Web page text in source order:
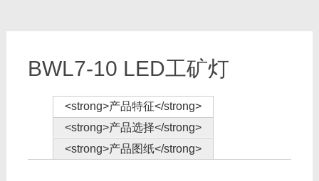
BWL7-10 LED工矿灯
<strong>产品特征</strong>
<strong>产品选择</strong>
<strong>产品图纸</strong>